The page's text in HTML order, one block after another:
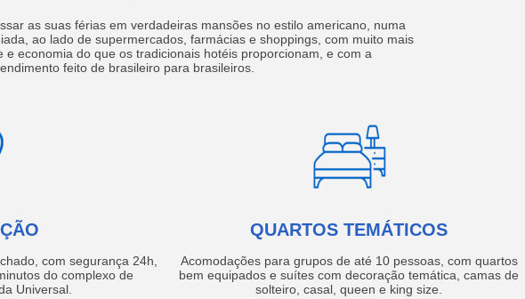
as suas férias em verdadeiras mansões no estilo americano, numa
ao lado de supermercados, farmácias e shoppings, com muito mais
e economia do que os tradicionais hotéis proporcionam, e com a
feito de brasileiro para brasileiros.
com segurança 24h,
do complexo de
Universal.
QUARTOS TEMÁTICOS
Acomodações para grupos de até 10 pessoas, com quartos
bem equipados e suítes com decoração temática, camas de
solteiro, casal, queen e king size.